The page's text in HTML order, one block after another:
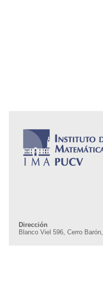
Dirección
Blanco Viel 596, Cerro